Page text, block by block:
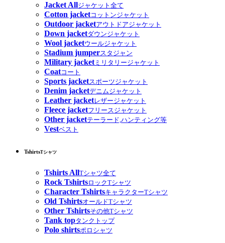
Jacket Allジャケット全て
Cotton jacketコットンジャケット
Outdoor jacketアウトドアジャケット
Down jacketダウンジャケット
Wool jacketウールジャケット
Stadium jumperスタジャン
Military jacketミリタリージャケット
Coatコート
Sports jacketスポーツジャケット
Denim jacketデニムジャケット
Leather jacketレザージャケット
Fleece jacketフリースジャケット
Other jacketテーラード,ハンティング等
Vestベスト
TshirtsTシャツ
Tshirts AllTシャツ全て
Rock TshirtsロックTシャツ
Character TshirtsキャラクターTシャツ
Old TshirtsオールドTシャツ
Other Tshirtsその他Tシャツ
Tank topタンクトップ
Polo shirtsポロシャツ